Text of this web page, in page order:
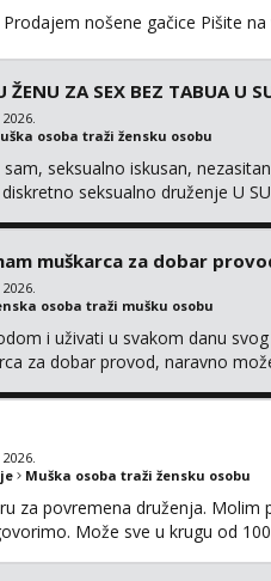
nošene gačice Pišite
ZA SEX BEZ TABUA U
osoba traži žensku osobu
seksualno iskusan,
seksualno druženje U
muškarca za dobar
osoba traži mušku osobu
i uživati u svakom danu
za dobar provod, naravno
Muška osoba traži žensku osobu
za povremena druženja.
Može sve u krugu od